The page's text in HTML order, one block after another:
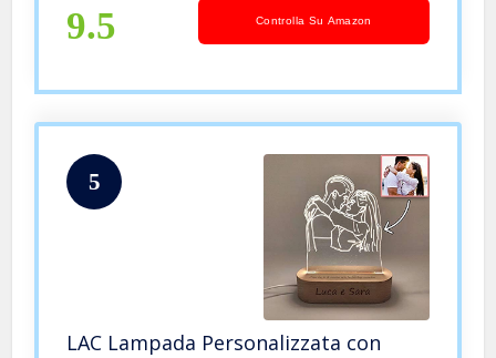
Fidanzato Fidanzata
9.5 Controlla Su Amazon
5
LAC Lampada Personalizzata con